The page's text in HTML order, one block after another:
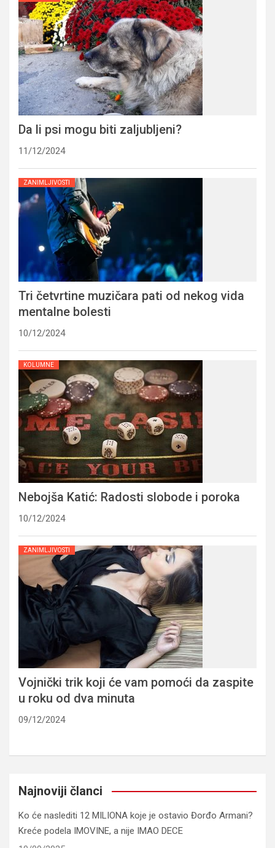
Da li psi mogu biti zaljubljeni?
11/12/2024
ZANIMLJIVOSTI
Tri četvrtine muzičara pati od nekog vida
mentalne bolesti
10/12/2024
KOLUMNE
Nebojša Katić: Radosti slobode i poroka
10/12/2024
ZANIMLJIVOSTI
Vojnički trik koji će vam pomoći da zaspite
u roku od dva minuta
09/12/2024
Najnoviji članci
Ko će naslediti 12 MILIONA koje je ostavio Đorđo Armani?
Kreće podela IMOVINE, a nije IMAO DECE